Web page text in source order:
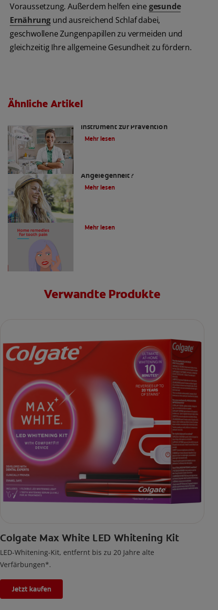
Voraussetzung. Außerdem helfen eine gesunde
Ernährung und ausreichend Schlaf dabei,
geschwollene Zungenpapillen zu vermeiden und
gleichzeitig Ihre allgemeine Gesundheit zu fördern.
Ähnliche Artikel
Instrument zur Prävention
Mehr lesen
Angelegenheit?
Mehr lesen
Mehr lesen
Verwandte Produkte
Colgate Max White LED Whitening Kit
LED-Whitening-Kit, entfernt bis zu 20 Jahre alte
Verfärbungen*.
Jetzt kaufen